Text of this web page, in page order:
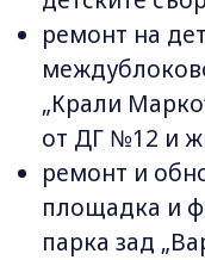
ремонт на
„Крали
от ДГ №12 и
ремонт и
площадка и
парка зад